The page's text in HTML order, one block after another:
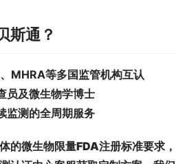
斯通？
MHRA等多国监管机构互认
员及微生物学博士
监测的全周期服务
的微生物限量FDA注册标准要求，